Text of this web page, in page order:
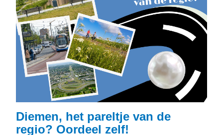
Diemen, het pareltje van de
regio? Oordeel zelf!